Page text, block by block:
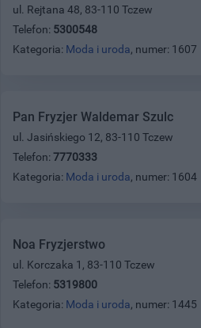
ul. Rejtana 48, 83-110 Tczew
Telefon: 5300548
Kategoria: Moda i uroda, numer: 1607
Pan Fryzjer Waldemar Szulc
ul. Jasińskiego 12, 83-110 Tczew
Telefon: 7770333
Kategoria: Moda i uroda, numer: 1604
Noa Fryzjerstwo
ul. Korczaka 1, 83-110 Tczew
Telefon: 5319800
Kategoria: Moda i uroda, numer: 1445